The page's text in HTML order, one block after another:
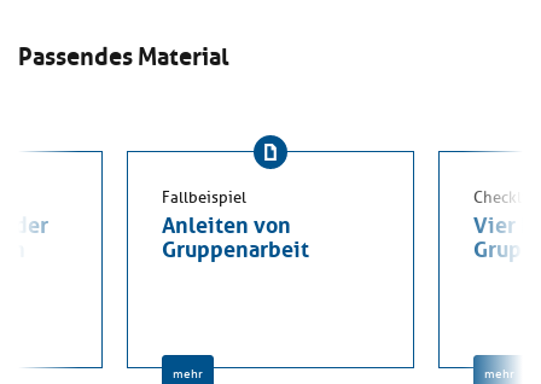
Passendes Material
der
Fallbeispiel
Anleiten von
Gruppenarbeit
mehr
Vier
mehr